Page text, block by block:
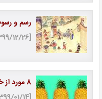
رسم و
[1399/12/26 18:50:37]
8 مورد از خواص درمانی آناناس